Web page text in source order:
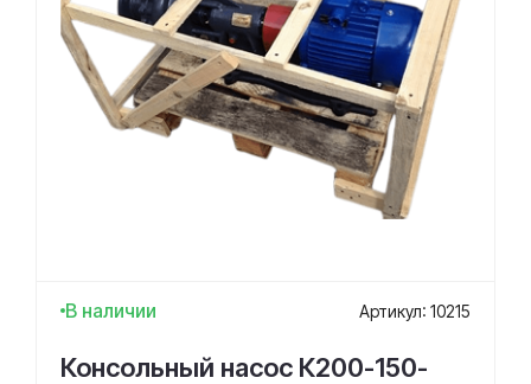
В наличии Артикул: 10215
Консольный насос К200-150-